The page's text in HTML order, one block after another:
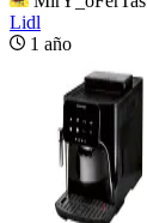
Lidl
1 año